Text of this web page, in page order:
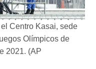
Centro Kasai, sede
Olímpicos de
2021. (AP